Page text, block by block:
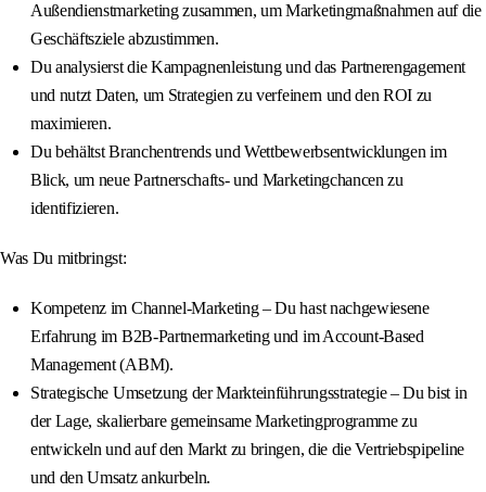
Außendienstmarketing zusammen, um Marketingmaßnahmen auf die
Geschäftsziele abzustimmen.
Du analysierst die Kampagnenleistung und das Partnerengagement
und nutzt Daten, um Strategien zu verfeinern und den ROI zu
maximieren.
Du behältst Branchentrends und Wettbewerbsentwicklungen im
Blick, um neue Partnerschafts- und Marketingchancen zu
identifizieren.
Was Du mitbringst:
Kompetenz im Channel-Marketing – Du hast nachgewiesene
Erfahrung im B2B-Partnermarketing und im Account-Based
Management (ABM).
Strategische Umsetzung der Markteinführungsstrategie – Du bist in
der Lage, skalierbare gemeinsame Marketingprogramme zu
entwickeln und auf den Markt zu bringen, die die Vertriebspipeline
und den Umsatz ankurbeln.